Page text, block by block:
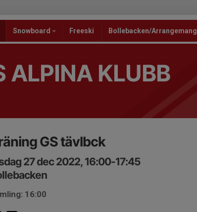
Snowboard Freeski Bollebacken/Arrangemang
ALPINA KLUBB
GS tävlbck
27 dec 2022, 16:00-17:45
16:00